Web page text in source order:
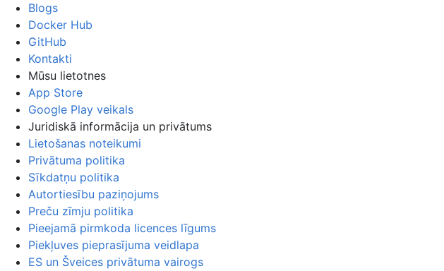
Blogs
Docker Hub
GitHub
Kontakti
Mūsu lietotnes
App Store
Google Play veikals
Juridiskā informācija un privātums
Lietošanas noteikumi
Privātuma politika
Sīkdatņu politika
Autortiesību paziņojums
Preču zīmju politika
Pieejamā pirmkoda licences līgums
Piekļuves pieprasījuma veidlapa
ES un Šveices privātuma vairogs